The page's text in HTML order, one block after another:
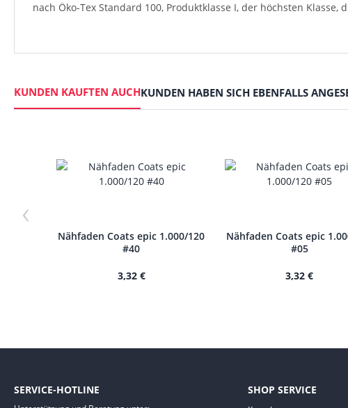
nach Öko-Tex Standard 100, Produktklasse I, der höchsten
KUNDEN KAUFTEN AUCHKUNDEN HABEN SICH EBENFALLS
‹
Nähfaden Coats epic 1.000/120
#40
3,32 €
Nähfaden Coats epic
#05
3,32 €
SERVICE-HOTLINE SHOP SERVICE